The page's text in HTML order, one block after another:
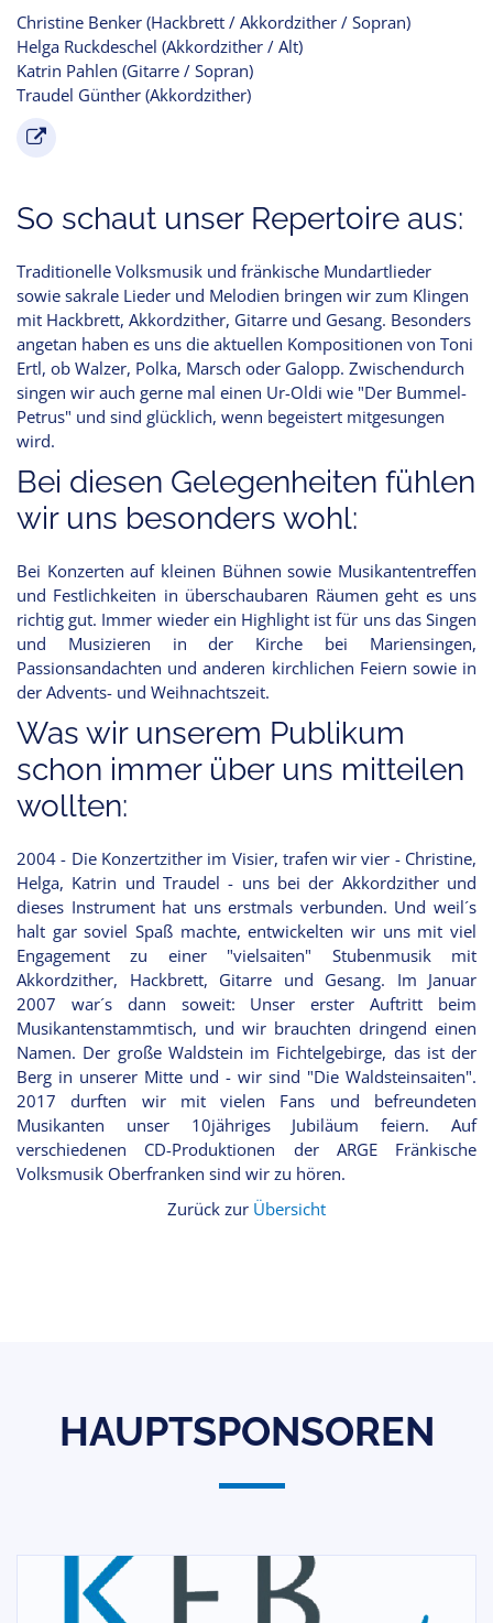
Christine Benker (Hackbrett / Akkordzither / Sopran)
Helga Ruckdeschel (Akkordzither / Alt)
Katrin Pahlen (Gitarre / Sopran)
Traudel Günther (Akkordzither)
So schaut unser Repertoire aus:
Traditionelle Volksmusik und fränkische Mundartlieder
sowie sakrale Lieder und Melodien bringen wir zum Klingen
mit Hackbrett, Akkordzither, Gitarre und Gesang. Besonders
angetan haben es uns die aktuellen Kompositionen von Toni
Ertl, ob Walzer, Polka, Marsch oder Galopp. Zwischendurch
singen wir auch gerne mal einen Ur-Oldi wie "Der Bummel-
Petrus" und sind glücklich, wenn begeistert mitgesungen
wird.
Bei diesen Gelegenheiten fühlen
wir uns besonders wohl:
Bei Konzerten auf kleinen Bühnen sowie Musikantentreffen
und Festlichkeiten in überschaubaren Räumen geht es uns
richtig gut. Immer wieder ein Highlight ist für uns das Singen
und Musizieren in der Kirche bei Mariensingen,
Passionsandachten und anderen kirchlichen Feiern sowie in
der Advents- und Weihnachtszeit.
Was wir unserem Publikum
schon immer über uns mitteilen
wollten:
2004 - Die Konzertzither im Visier, trafen wir vier - Christine,
Helga, Katrin und Traudel - uns bei der Akkordzither und
dieses Instrument hat uns erstmals verbunden. Und weil´s
halt gar soviel Spaß machte, entwickelten wir uns mit viel
Engagement zu einer "vielsaiten" Stubenmusik mit
Akkordzither, Hackbrett, Gitarre und Gesang. Im Januar
2007 war´s dann soweit: Unser erster Auftritt beim
Musikantenstammtisch, und wir brauchten dringend einen
Namen. Der große Waldstein im Fichtelgebirge, das ist der
Berg in unserer Mitte und - wir sind "Die Waldsteinsaiten".
2017 durften wir mit vielen Fans und befreundeten
Musikanten unser 10jähriges Jubiläum feiern. Auf
verschiedenen CD-Produktionen der ARGE Fränkische
Volksmusik Oberfranken sind wir zu hören.
Zurück zur Übersicht
HAUPTSPONSOREN